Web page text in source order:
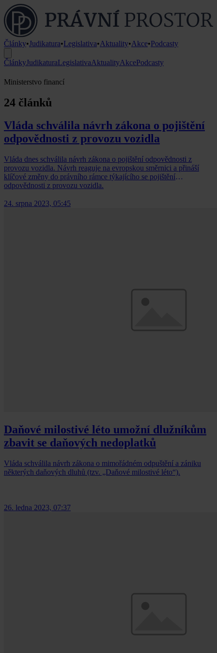
Články•Judikatura•Legislativa•Aktuality•Akce•Podcasty
ČlánkyJudikaturaLegislativaAktualityAkcePodcasty
Ministerstvo financí
24 článků
Vláda schválila návrh zákona o pojištění
odpovědnosti z provozu vozidla
Vláda dnes schválila návrh zákona o pojištění odpovědnosti z
provozu vozidla. Návrh reaguje na evropskou směrnici a přináší
klíčové změny do právního rámce týkajícího se pojištění
odpovědnosti z provozu vozidla.
24. srpna 2023, 05:45
Daňové milostivé léto umožní dlužníkům
zbavit se daňových nedoplatků
Vláda schválila návrh zákona o mimořádném odpuštění a zániku
některých daňových dluhů (tzv. „Daňové milostivé léto“).
26. ledna 2023, 07:37